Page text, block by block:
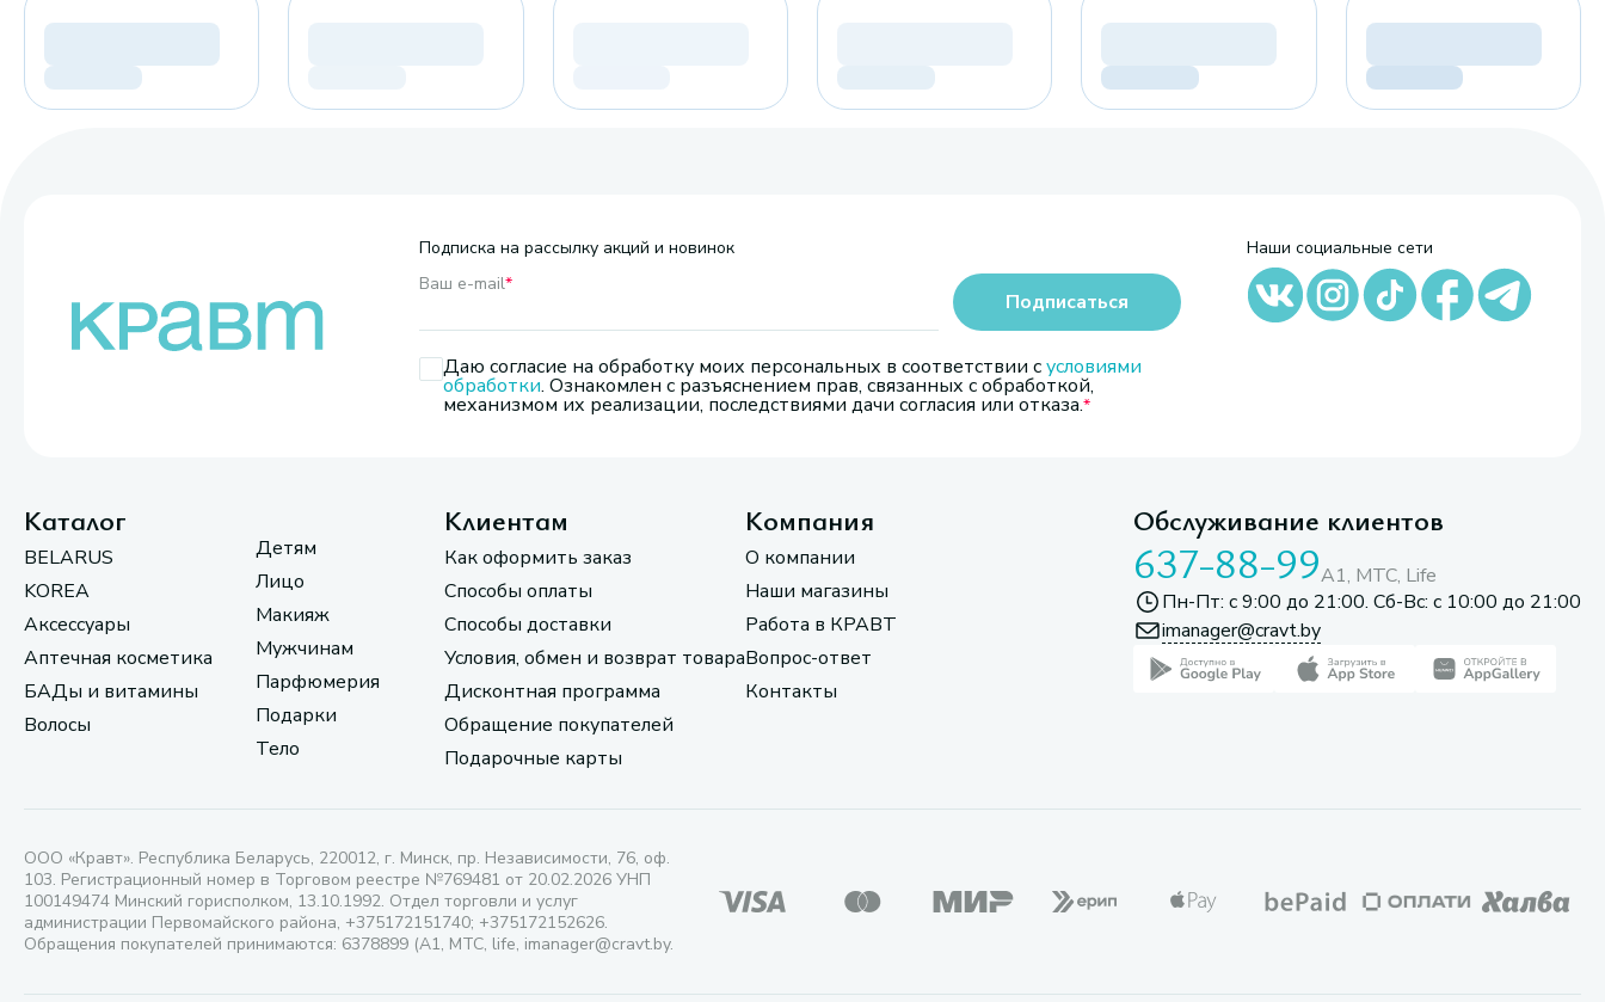
Подписка на рассылку акций и новинок
Ваш e-mail*
Даю согласие на обработку моих персональных в соответствии сусловиями
обработки. Ознакомлен с разъяснением прав, связанных с обработкой,
механизмом их реализации, последствиями дачи согласия или отказа.
Подписаться
Наши социальные сети
Каталог
BELARUS
KOREA
Аксессуары
Аптечная косметика
БАДы и витамины
Волосы
Детям
Лицо
Макияж
Мужчинам
Парфюмерия
Подарки
Тело
Клиентам
Как оформить заказ
Способы оплаты
Способы доставки
Условия, обмен и возврат товара
Дисконтная программа
Обращение покупателей
Подарочные карты
Компания
О компании
Наши магазины
Работа в КРАВТ
Вопрос-ответ
Контакты
Обслуживание клиентов
637-88-99A1, МТС, Life
Пн-Пт: с 9:00 до 21:00. Сб-Вс: с 10:00 до 21:00
imanager@cravt.by
ООО «Кравт». Республика Беларусь, 220012, г. Минск, пр. Независимости, 76, оф.
103. Регистрационный номер в Торговом реестре №769481 от 20.02.2026 УНП
100149474 Минский горисполком, 13.10.1992. Отдел торговли и услуг
администрации Первомайского района, +375172151740; +375172152626.
Обращения покупателей принимаются: 6378899 (А1, МТС, life, imanager@cravt.by.